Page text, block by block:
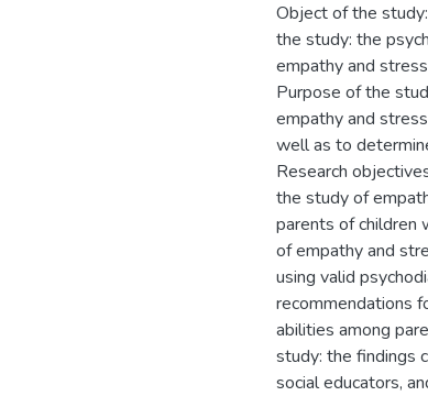
Object of the
the study: the
empathy and
Purpose of the
empathy and
well as to
Research
the study of
parents of children
of empathy and
using valid
recommendations
abilities among
study: the findings
social educators,